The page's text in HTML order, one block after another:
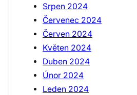
Srpen 2024
Červenec 2024
Červen 2024
Květen 2024
Duben 2024
Únor 2024
Leden 2024